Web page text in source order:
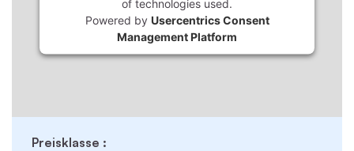
of technologies used.
Powered by Usercentrics Consent
Management Platform
Preisklasse :